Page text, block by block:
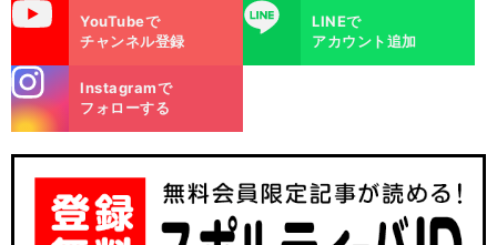
YouTubeで
チャンネル登録
LINE
LINEで
アカウント追加
m
Instagramで
フォローする